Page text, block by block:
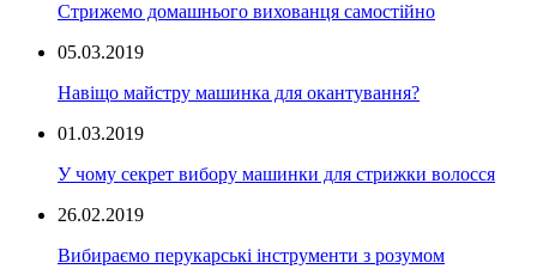
Стрижемо домашнього вихованця самостійно
05.03.2019
Навіщо майстру машинка для окантування?
01.03.2019
У чому секрет вибору машинки для стрижки волосся
26.02.2019
Вибираємо перукарські інструменти з розумом